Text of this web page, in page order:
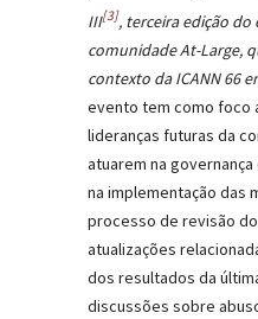
III[3], terceira edição
comunidade At-Large,
contexto da ICANN 66
evento tem como foco
lideranças futuras da
atuarem na
na implementação das
processo de revisão do
atualizações
dos resultados da
discussões sobre